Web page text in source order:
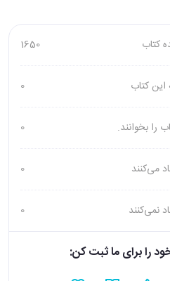
کتاب 1650
این کتاب 0
را بخوانند. 0
می‌کنند 0
نمی‌کنند 0
را برای ما ثبت کن: